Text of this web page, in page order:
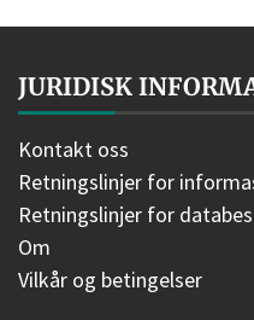
JURIDISK
Kontakt oss
Retningslinjer for
Retningslinjer for
Om
Vilkår og betingelser